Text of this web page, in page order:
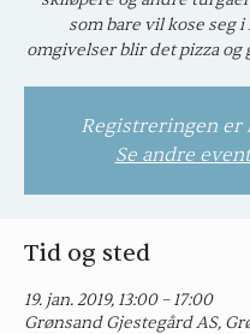
som bare vil kose seg
omgivelser blir det pizza og
Registreringen er
Se andre
Tid og sted
19. jan. 2019, 13:00 – 17:00
Grønsand Gjestegård AS,